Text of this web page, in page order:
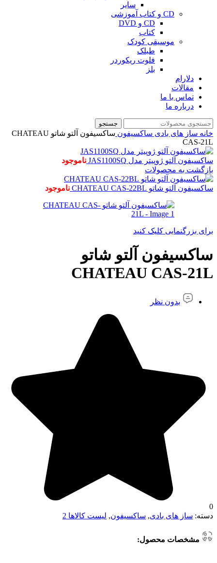
سایر
CD و کتاب آموزشی
CD و DVD
کتاب
موسیقی کودک
طبلک
فلوت ریکوردر
بلز
دلارام
مقالات
تماس با ما
درباره ما
جستجو
خانه ساز های بادی ساکسیفون
ساکسیفون آلتو شاتو CHATEAU
CAS-21L
ساکسیفون آلتو ژوپیتر مدل JAS1100SQ
ناموجود
بازگشت به محصولات
ساکسیفون آلتو شاتو CHATEAU CAS-22BL ناموجود
برای بزرگنمایی کلیک کنید
ساکسیفون آلتو شاتو
CHATEAU CAS-21L
بدون نظر
0
دسته: ساز های بادی, ساکسیفون, لیست کالاها 2
مشخصات محصول: